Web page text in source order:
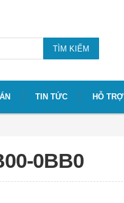
TÌM KIẾM
TIN TỨC HỖ TRỢ
0BB0